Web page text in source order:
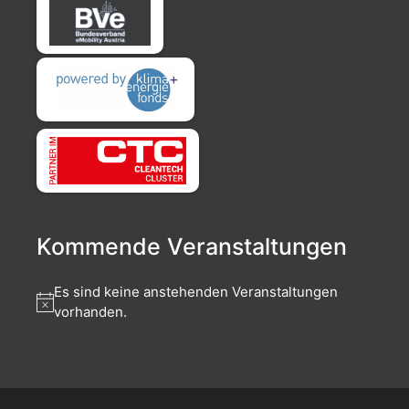
Kommende Veranstaltungen
Es sind keine anstehenden Veranstaltungen
vorhanden.